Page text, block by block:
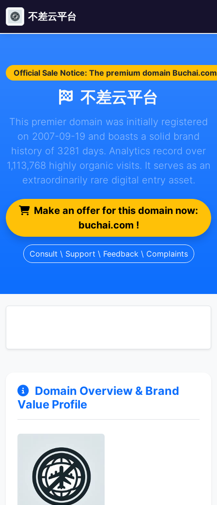
不差云平台
Official Sale Notice: The premium domain
不差云平台
This premier domain was initially registered
on 2007-09-19 and boasts a solid brand
history of 3281 days. Analytics record over
1,113,768 highly organic visits. It serves as an
extraordinarily rare digital entry asset.
Make an offer for this domain now:
buchai.com !
Consult \ Support \ Feedback \ Complaints
Domain Overview & Brand
Value Profile